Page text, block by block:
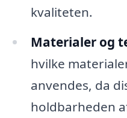
kvaliteten.
Materialer og
hvilke
anvendes, da
holdbarheden